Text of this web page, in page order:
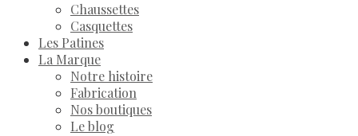
Chaussettes
Casquettes
Les Patines
La Marque
Notre histoire
Fabrication
Nos boutiques
Le blog